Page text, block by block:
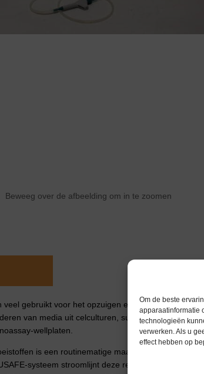
Om de beste
apparaatinformatie
technologieën
verwerken. Als u
effect hebben op
Beweeg over de afbeelding om in te zoomen
veel gebruikt voor het opzuigen en afvoeren van
van media uit celculturen, supernatant na
wellplaten.
is een routinematige maar tijdrovende taak.
systeem stroomlijnt deze repetitieve workflow,